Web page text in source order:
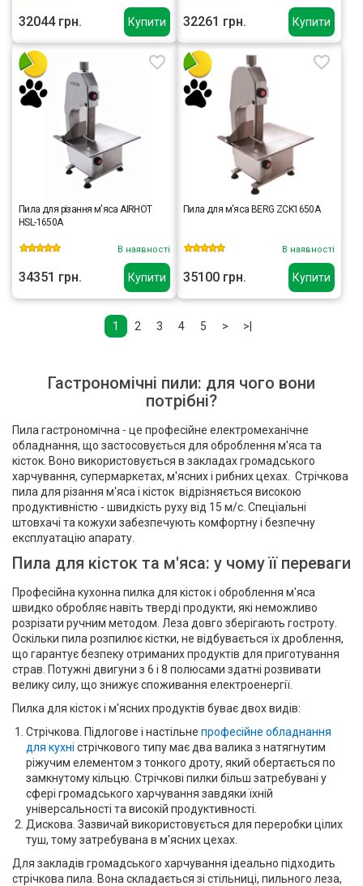
Купити
32044 грн. Купити
32261 грн.
Купити
Пила для різання м'яса AIRHOT
HSL-1650A
В наявності
34351 грн. Купити
Пила для м'яса BERG ZCK1650A
В наявності
35100 грн.
1 2 3 4 5 > >|
Гастрономічні пили: для чого вони
потрібні?
Пила гастрономічна - це професійне електромеханічне
обладнання, що застосовується для оброблення м'яса та
кісток. Воно використовується в закладах громадського
харчування, супермаркетах, м'ясних і рибних цехах. Стрічкова
пила для різання м'яса і кісток відрізняється високою
продуктивністю - швидкість руху від 15 м/с. Спеціальні
штовхачі та кожухи забезпечують комфортну і безпечну
експлуатацію апарату.
Пила для кісток та м'яса: у чому її переваги
Професійна кухонна пилка для кісток і оброблення м'яса
швидко обробляє навіть тверді продукти, які неможливо
розрізати ручним методом. Леза довго зберігають гостроту.
Оскільки пила розпилює кістки, не відбувається їх дроблення,
що гарантує безпеку отриманих продуктів для приготування
страв. Потужні двигуни з 6 і 8 полюсами здатні розвивати
велику силу, що знижує споживання електроенергії.
Пилка для кісток і м'ясних продуктів буває двох видів:
Стрічкова. Підлогове і настільне професійне обладнання
для кухні стрічкового типу має два валика з натягнутим
ріжучим елементом з тонкого дроту, який обертається по
замкнутому кільцю. Стрічкові пилки більш затребувані у
сфері громадського харчування завдяки їхній
універсальності та високій продуктивності.
Дискова. Зазвичай використовується для переробки цілих
туш, тому затребувана в м'ясних цехах.
Для закладів громадського харчування ідеально підходить
стрічкова пила. Вона складається зі стільниці, пильного леза,